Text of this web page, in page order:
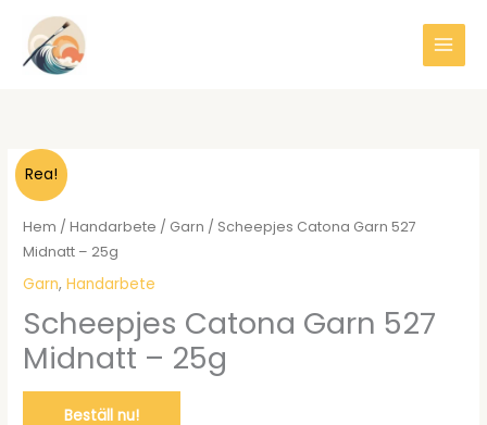
Hoppa
innehåll
Rea!
Hem /Handarbete / Garn / Scheepjes Catona Garn 527
Midnatt – 25g
Garn,Handarbete
Scheepjes Catona Garn 527
Midnatt – 25g
Beställ nu!